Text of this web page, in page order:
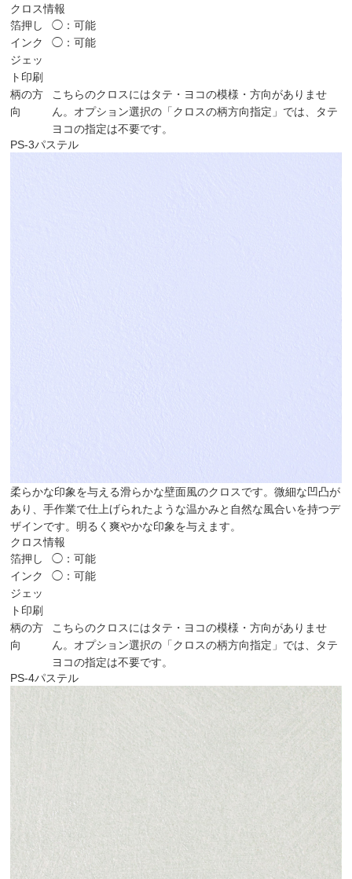
クロス情報
箔押し
◯：可能
インク
ジェッ
ト印刷
◯：可能
柄の方
向
こちらのクロスにはタテ・ヨコの模様・方向がありませ
ん。オプション選択の「クロスの柄方向指定」では、タテ
ヨコの指定は不要です。
PS-3パステル
柔らかな印象を与える滑らかな壁面風のクロスです。微細な凹凸が
あり、手作業で仕上げられたような温かみと自然な風合いを持つデ
ザインです。明るく爽やかな印象を与えます。
クロス情報
箔押し
◯：可能
インク
ジェッ
ト印刷
◯：可能
柄の方
向
こちらのクロスにはタテ・ヨコの模様・方向がありませ
ん。オプション選択の「クロスの柄方向指定」では、タテ
ヨコの指定は不要です。
PS-4パステル